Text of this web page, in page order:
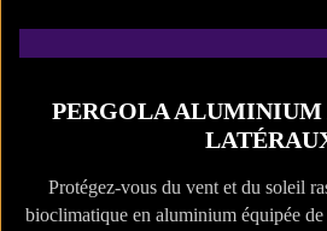
PERGOLA ALUMINIUM
Protégez-vous du vent et du soleil
bioclimatique en aluminium équipée